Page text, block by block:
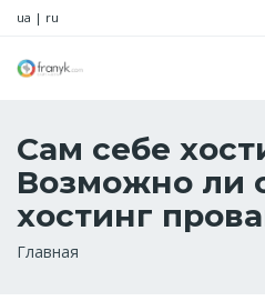
ua | ru
Сам себе
Возможно ли
хостинг
Строка
Главная